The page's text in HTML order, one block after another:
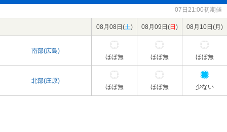
07日21:00初期値
08月08日(土) 08月09日(日 ) 08月10日(月 )
南部(広島)
ほぼ無
ほぼ無 ほぼ無
北部(庄原)
ほぼ無
ほぼ無 少ない